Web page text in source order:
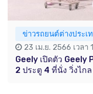
ข่าวรถยนต์ต่างประเ
23 เม.ย. 2566 เวลา
Geely เปิดตัว Geely
2 ประตู 4 ที่นั่ง วิ่งไก